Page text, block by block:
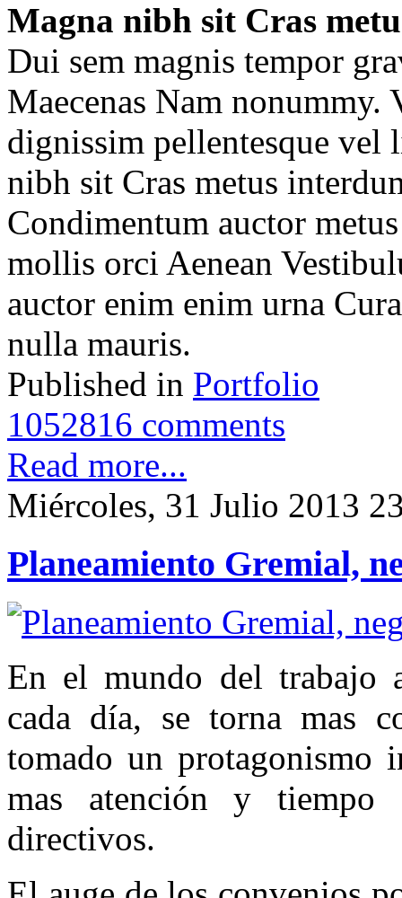
Magna nibh sit Cras
Dui sem magnis tempor
Maecenas Nam
dignissim pellentesque vel
nibh sit Cras metus
Condimentum auctor
mollis orci Aenean
auctor enim enim urna
nulla mauris.
Published in Portfolio
1052816 comments
Read more...
Miércoles, 31 Julio 2013
Planeamiento Gremial,
En el mundo del trabajo
cada día, se torna mas
tomado un protagonismo
mas atención y
directivos.